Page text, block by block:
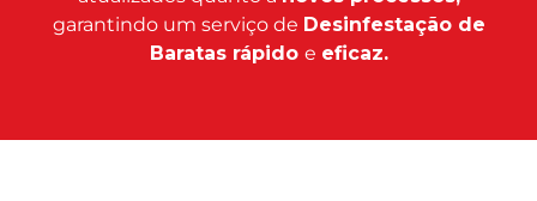
garantindo um serviço de Desinfestação de
Baratas rápido e eficaz.